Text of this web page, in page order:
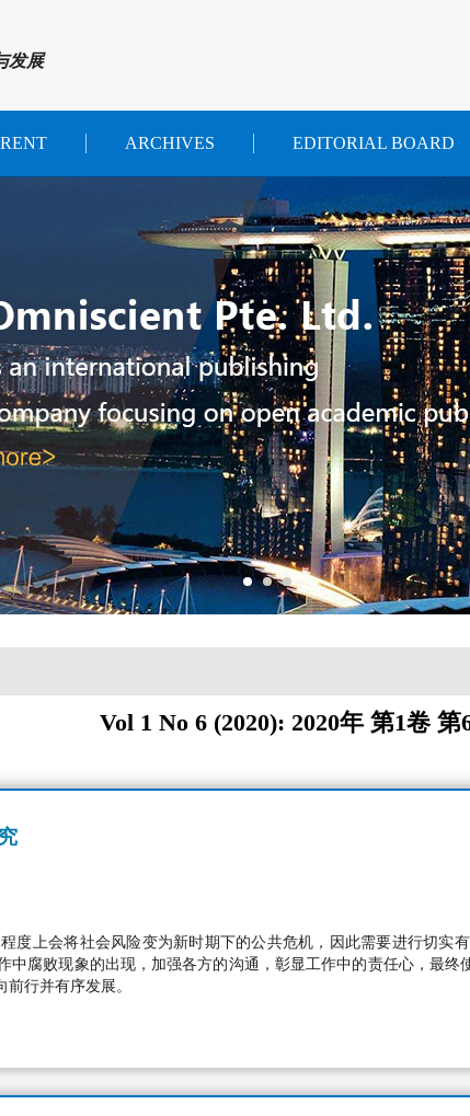
发展
ARCHIVES EDITORIAL BOARD
Vol 1 No 6 (2020): 2020年 第1卷 第
度上会将社会风险变为新时期下的公共危机，因此需要进行切
腐败现象的出现，加强各方的沟通，彰显工作中的责任心，最
行并有序发展。